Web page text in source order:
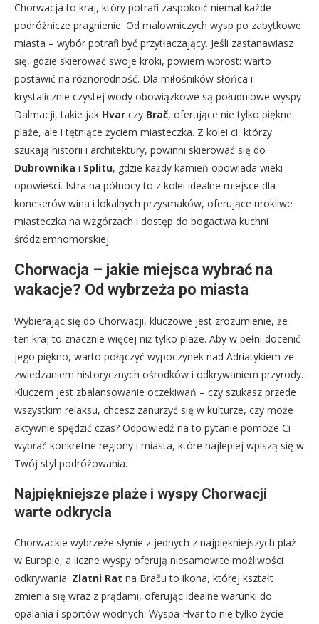
Chorwacja to kraj, który potrafi zaspokoić niemal każde
podróżnicze pragnienie. Od malowniczych wysp po zabytkowe
miasta – wybór potrafi być przytłaczający. Jeśli zastanawiasz
się, gdzie skierować swoje kroki, powiem wprost: warto
postawić na różnorodność. Dla miłośników słońca i
krystalicznie czystej wody obowiązkowe są południowe wyspy
Dalmacji, takie jak Hvar czy Brač, oferujące nie tylko piękne
plaże, ale i tętniące życiem miasteczka. Z kolei ci, którzy
szukają historii i architektury, powinni skierować się do
Dubrownika i Splitu, gdzie każdy kamień opowiada wieki
opowieści. Istra na północy to z kolei idealne miejsce dla
koneserów wina i lokalnych przysmaków, oferujące urokliwe
miasteczka na wzgórzach i dostęp do bogactwa kuchni
śródziemnomorskiej.
Chorwacja – jakie miejsca wybrać na
wakacje? Od wybrzeża po miasta
Wybierając się do Chorwacji, kluczowe jest zrozumienie, że
ten kraj to znacznie więcej niż tylko plaże. Aby w pełni docenić
jego piękno, warto połączyć wypoczynek nad Adriatykiem ze
zwiedzaniem historycznych ośrodków i odkrywaniem przyrody.
Kluczem jest zbalansowanie oczekiwań – czy szukasz przede
wszystkim relaksu, chcesz zanurzyć się w kulturze, czy może
aktywnie spędzić czas? Odpowiedź na to pytanie pomoże Ci
wybrać konkretne regiony i miasta, które najlepiej wpiszą się w
Twój styl podróżowania.
Najpiękniejsze plaże i wyspy Chorwacji
warte odkrycia
Chorwackie wybrzeże słynie z jednych z najpiękniejszych plaż
w Europie, a liczne wyspy oferują niesamowite możliwości
odkrywania. Zlatni Rat na Braču to ikona, której kształt
zmienia się wraz z prądami, oferując idealne warunki do
opalania i sportów wodnych. Wyspa Hvar to nie tylko życie